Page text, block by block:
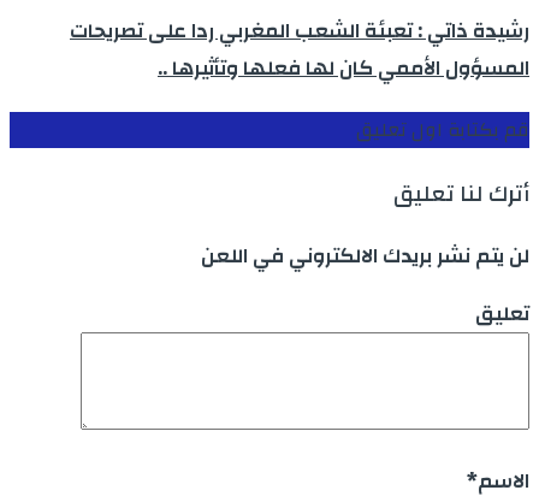
رشيدة ذاتي : تعبئة الشعب المغربي ردا على تصريحات
المسؤول الأممي كان لها فعلها وتأثيرها ..
قم بكتابة اول تعليق
أترك لنا تعليق
لن يتم نشر بريدك الالكتروني في اللعن
تعليق
الاسم*